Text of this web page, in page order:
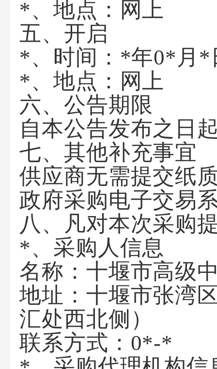
*、地点： 网上
五、开启
*、时间： *年0*月*
*、地点： 网上
六、公告期限
自本公告发布之日
七、其他补充事宜
供应商无需提交纸
政府采购电子交易
八、凡对本次采购
*、采购人信息
名称： 十堰市高级
地址： 十堰市张湾
汇处西北侧）
联系方式： 0*-*